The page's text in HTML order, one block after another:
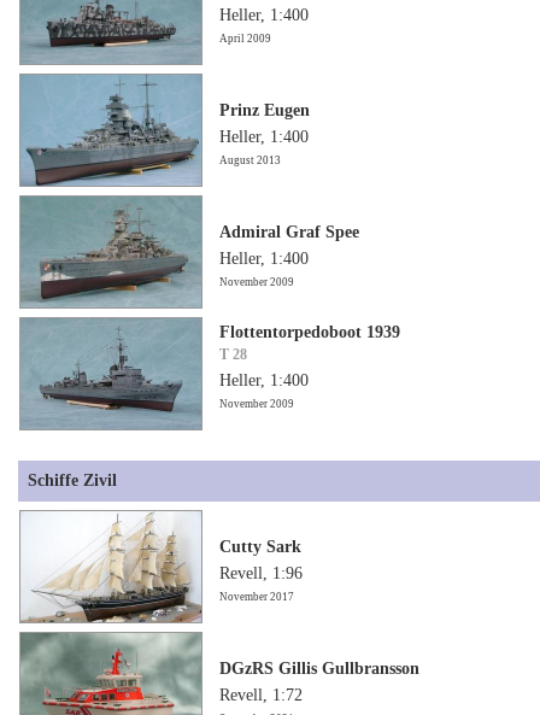
Heller, 1:400
April 2009
Prinz Eugen
Heller, 1:400
August 2013
Admiral Graf Spee
Heller, 1:400
November 2009
Flottentorpedoboot 1939
T 28
Heller, 1:400
November 2009
Schiffe Zivil
Cutty Sark
Revell, 1:96
November 2017
DGzRS Gillis Gullbransson
Revell, 1:72